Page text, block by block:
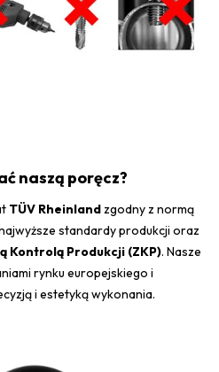
naszą poręcz?
TÜV Rheinlandzgodny z normą
standardy produkcji oraz
Kontrolą Produkcji (ZKP). Nasze
rynku europejskiego i
i estetyką wykonania.